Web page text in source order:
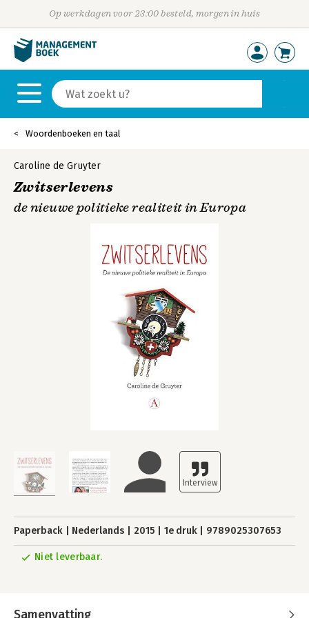
Op werkdagen voor 23:00 besteld, morgen in huis
Woordenboeken en taal
Caroline de Gruyter
Zwitserlevens
de nieuwe politieke realiteit in Europa
Paperback Nederlands 2015 1e druk 9789025307653
Niet leverbaar.
Samenvatting